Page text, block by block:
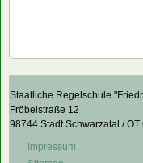
Staatliche Regelschule
Fröbelstraße 12
98744 Stadt Schwarzatal /
Impressum